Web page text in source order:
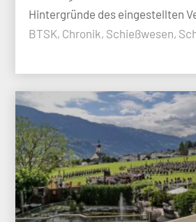
Hintergründe des eingestellten
BTSK, Chronik, Schießwesen,